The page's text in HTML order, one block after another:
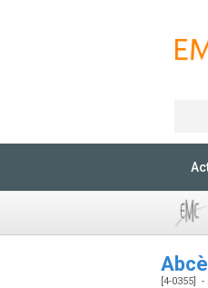
[4-0355] -